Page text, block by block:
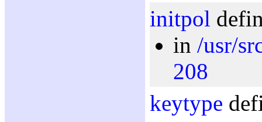
initpol
in /usr/
208
keytype